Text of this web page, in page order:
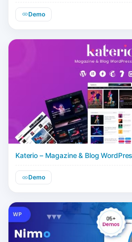
Demo
Katerio – Magazine & Blog
Demo